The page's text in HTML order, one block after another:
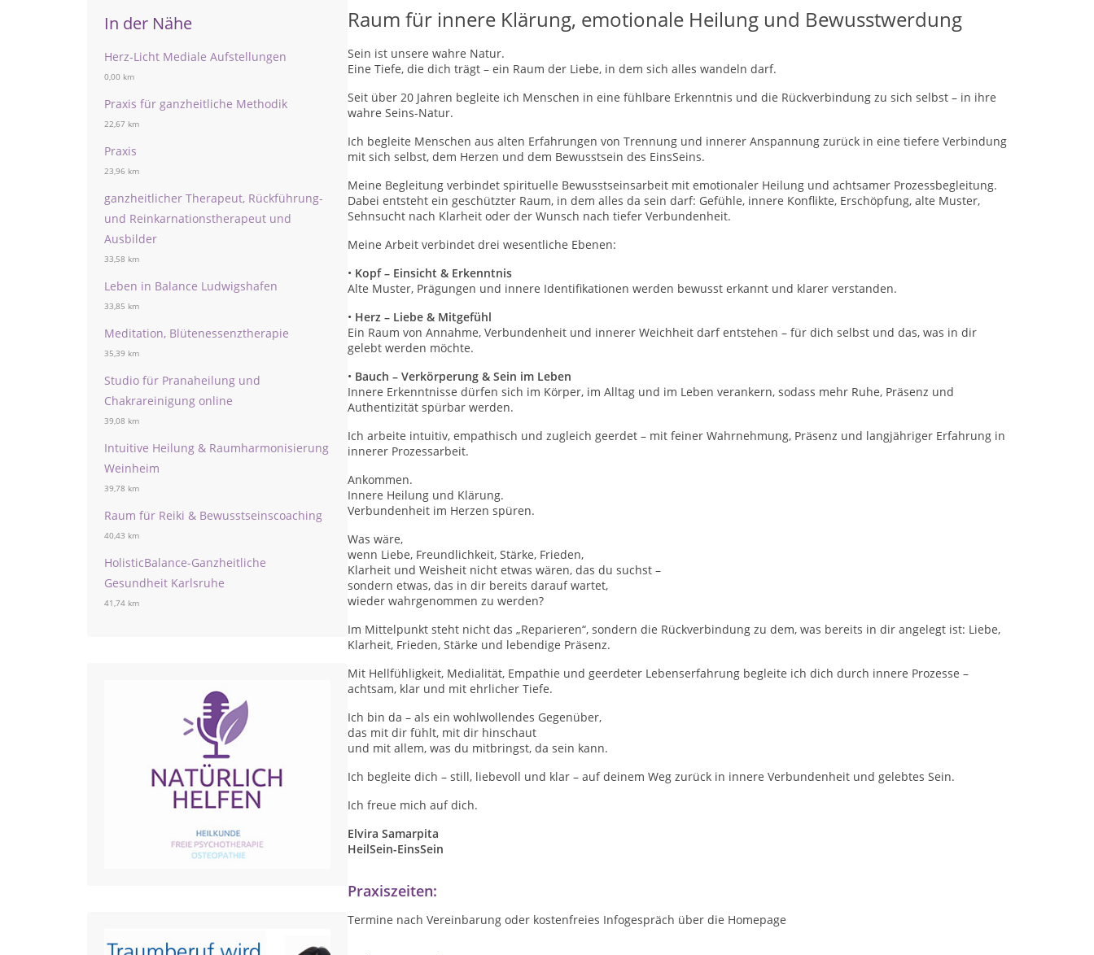
In der Nähe
Herz-Licht Mediale Aufstellungen
0,00 km
Praxis für ganzheitliche Methodik
22,67 km
Praxis
23,96 km
ganzheitlicher Therapeut, Rückführung-
und Reinkarnationstherapeut und
Ausbilder
33,58 km
Leben in Balance Ludwigshafen
33,85 km
Meditation, Blütenessenztherapie
35,39 km
Studio für Pranaheilung und
Chakrareinigung online
39,08 km
Intuitive Heilung & Raumharmonisierung
Weinheim
39,78 km
Raum für Reiki & Bewusstseinscoaching
40,43 km
HolisticBalance-Ganzheitliche
Gesundheit Karlsruhe
41,74 km
Raum für innere Klärung, emotionale Heilung und Bewusstwerdung
Sein ist unsere wahre Natur.
Eine Tiefe, die dich trägt – ein Raum der Liebe, in dem sich alles wandeln darf.
Seit über 20 Jahren begleite ich Menschen in eine fühlbare Erkenntnis und die Rückverbindung zu sich selbst – in ihre
wahre Seins-Natur.
Ich begleite Menschen aus alten Erfahrungen von Trennung und innerer Anspannung zurück in eine tiefere Verbindung
mit sich selbst, dem Herzen und dem Bewusstsein des EinsSeins.
Meine Begleitung verbindet spirituelle Bewusstseinsarbeit mit emotionaler Heilung und achtsamer Prozessbegleitung.
Dabei entsteht ein geschützter Raum, in dem alles da sein darf: Gefühle, innere Konflikte, Erschöpfung, alte Muster,
Sehnsucht nach Klarheit oder der Wunsch nach tiefer Verbundenheit.
Meine Arbeit verbindet drei wesentliche Ebenen:
• Kopf – Einsicht & Erkenntnis
Alte Muster, Prägungen und innere Identifikationen werden bewusst erkannt und klarer verstanden.
• Herz – Liebe & Mitgefühl
Ein Raum von Annahme, Verbundenheit und innerer Weichheit darf entstehen – für dich selbst und das, was in dir
gelebt werden möchte.
• Bauch – Verkörperung & Sein im Leben
Innere Erkenntnisse dürfen sich im Körper, im Alltag und im Leben verankern, sodass mehr Ruhe, Präsenz und
Authentizität spürbar werden.
Ich arbeite intuitiv, empathisch und zugleich geerdet – mit feiner Wahrnehmung, Präsenz und langjähriger Erfahrung in
innerer Prozessarbeit.
Ankommen.
Innere Heilung und Klärung.
Verbundenheit im Herzen spüren.
Was wäre,
wenn Liebe, Freundlichkeit, Stärke, Frieden,
Klarheit und Weisheit nicht etwas wären, das du suchst –
sondern etwas, das in dir bereits darauf wartet,
wieder wahrgenommen zu werden?
Im Mittelpunkt steht nicht das „Reparieren“, sondern die Rückverbindung zu dem, was bereits in dir angelegt ist: Liebe,
Klarheit, Frieden, Stärke und lebendige Präsenz.
Mit Hellfühligkeit, Medialität, Empathie und geerdeter Lebenserfahrung begleite ich dich durch innere Prozesse –
achtsam, klar und mit ehrlicher Tiefe.
Ich bin da – als ein wohlwollendes Gegenüber,
das mit dir fühlt, mit dir hinschaut
und mit allem, was du mitbringst, da sein kann.
Ich begleite dich – still, liebevoll und klar – auf deinem Weg zurück in innere Verbundenheit und gelebtes Sein.
Ich freue mich auf dich.
Elvira Samarpita
HeilSein-EinsSein
Praxiszeiten:
Termine nach Vereinbarung oder kostenfreies Infogespräch über die Homepage